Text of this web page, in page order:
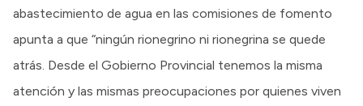
abastecimiento de agua en las comisiones de fomento
apunta a que “ningún rionegrino ni rionegrina se quede
atrás. Desde el Gobierno Provincial tenemos la misma
atención y las mismas preocupaciones por quienes viven